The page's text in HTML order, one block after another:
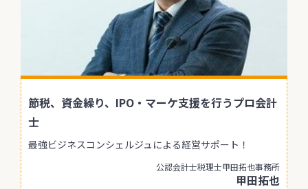
節税、資金繰り、IPO・マーケ支援を行うプロ会計
士
最強ビジネスコンシェルジュによる経営サポート！
公認会計士税理士甲田拓也事務所
甲田拓也